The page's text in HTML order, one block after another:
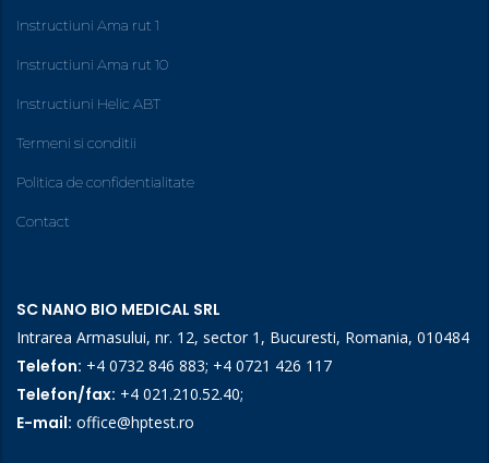
Instructiuni Ama rut 1
Instructiuni Ama rut 10
Instructiuni Helic ABT
Termeni si conditii
Politica de confidentialitate
Contact
SC NANO BIO MEDICAL SRL
Intrarea Armasului, nr. 12, sector 1, Bucuresti, Romania, 010484
Telefon: +4 0732 846 883; +4 0721 426 117
Telefon/fax: +4 021.210.52.40;
E-mail: office@hptest.ro